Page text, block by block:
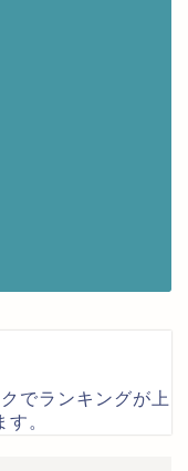
でランキングが上
。